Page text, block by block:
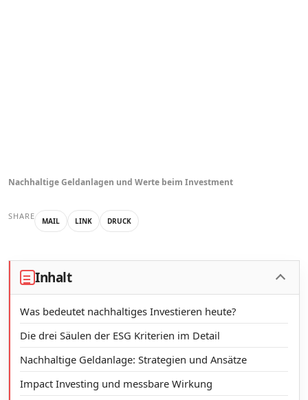
Nachhaltige Geldanlagen und Werte beim Investment
SHARE MAIL LINK DRUCK
Inhalt
Was bedeutet nachhaltiges Investieren heute?
Die drei Säulen der ESG Kriterien im Detail
Nachhaltige Geldanlage: Strategien und Ansätze
Impact Investing und messbare Wirkung